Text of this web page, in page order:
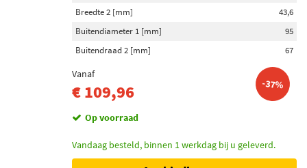
Breedte 2 [mm]
43,6
Buitendiameter 1 [mm]
95
Buitendraad 2 [mm]
67
Vanaf
€ 109,96 -37%
Op voorraad
Vandaag besteld, binnen 1 werkdag bij u geleverd.